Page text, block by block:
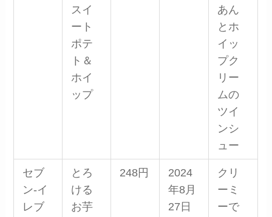
スイ
ート
ポテ
ト＆
ホイ
ップ
あん
とホ
イッ
プク
リー
ムの
ツイ
ンシ
ュー
セブ
ン-イ
レブ
とろ
ける
お芋
248円
2024
年8月
27日
クリ
ーミ
ーで